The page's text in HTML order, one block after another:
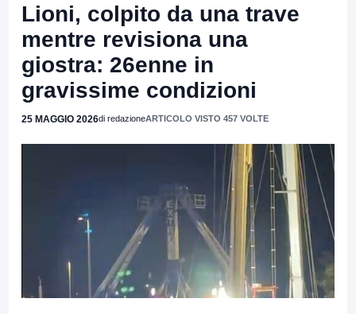
Lioni, colpito da una trave
mentre revisiona una
giostra: 26enne in
gravissime condizioni
25 MAGGIO 2026di redazioneARTICOLO VISTO 457 VOLTE